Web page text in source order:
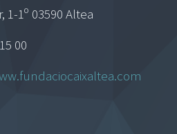
1-1º 03590 Altea
00